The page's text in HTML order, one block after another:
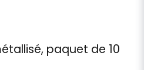
paquet de 10